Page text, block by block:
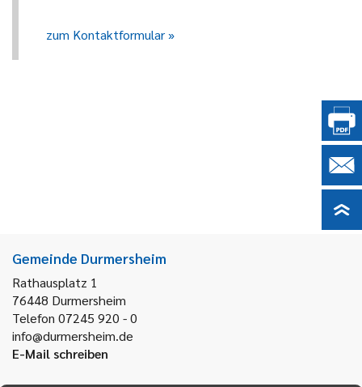
zum Kontaktformular
Gemeinde Durmersheim
Rathausplatz 1
76448 Durmersheim
Telefon 07245 920 - 0
info@durmersheim.de
E-Mail schreiben